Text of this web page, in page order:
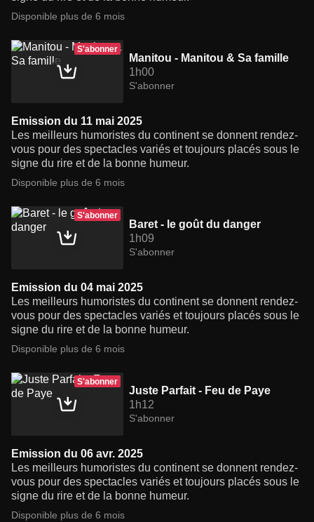
Disponible plus de 6 mois
S'abonner
Manitou - Manitou & Sa famille
1h00
S'abonner
Emission du 11 mai 2025
Les meilleurs humoristes du continent se donnent rendez-
vous pour des spectacles variés et toujours placés sous le
signe du rire et de la bonne humeur.
Disponible plus de 6 mois
S'abonner
Baret - le goût du danger
1h09
S'abonner
Emission du 04 mai 2025
Les meilleurs humoristes du continent se donnent rendez-
vous pour des spectacles variés et toujours placés sous le
signe du rire et de la bonne humeur.
Disponible plus de 6 mois
S'abonner
Juste Parfait - Feu de Paye
1h12
S'abonner
Emission du 06 avr. 2025
Les meilleurs humoristes du continent se donnent rendez-
vous pour des spectacles variés et toujours placés sous le
signe du rire et de la bonne humeur.
Disponible plus de 6 mois